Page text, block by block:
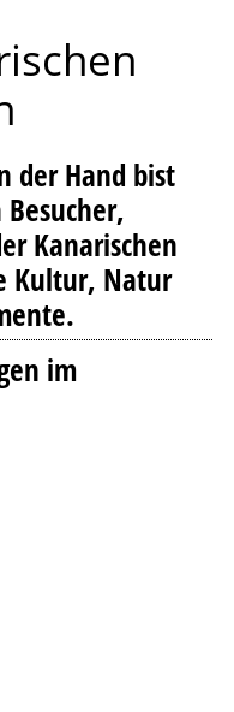
ischen
der Hand bist
Kanarischen
Kultur, Natur
im